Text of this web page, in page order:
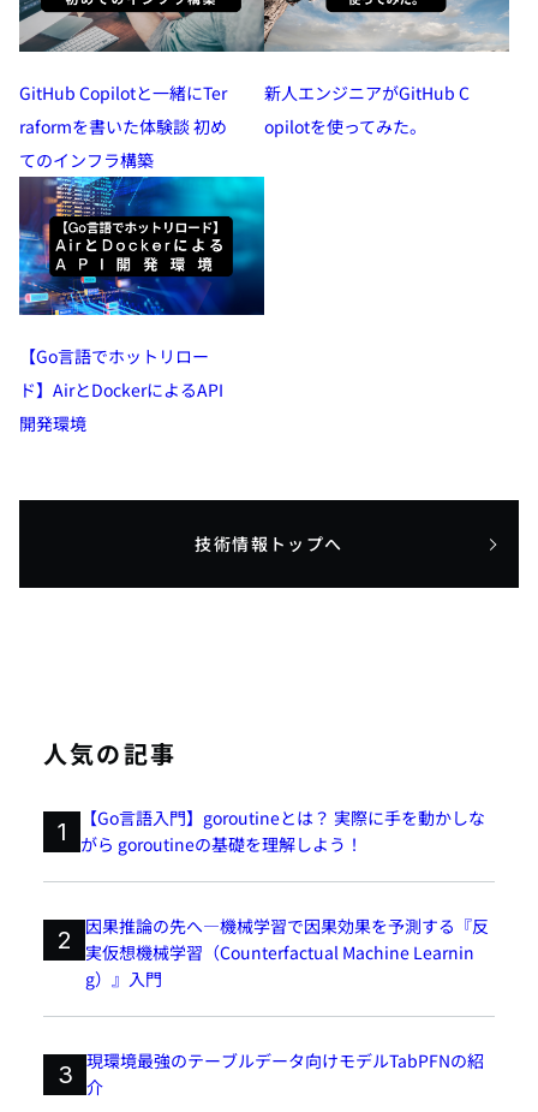
GitHub Copilotと一緒にTer
raformを書いた体験談 初め
てのインフラ構築
新人エンジニアがGitHub C
opilotを使ってみた。
【Go言語でホットリロー
ド】AirとDockerによるAPI
開発環境
技術情報トップへ
人気の記事
1
【Go言語入門】goroutineとは？ 実際に手を動かしな
がら goroutineの基礎を理解しよう！
2
因果推論の先へ―機械学習で因果効果を予測する『反
実仮想機械学習（Counterfactual Machine Learnin
g）』入門
3 現環境最強のテーブルデータ向けモデルTabPFNの紹
介